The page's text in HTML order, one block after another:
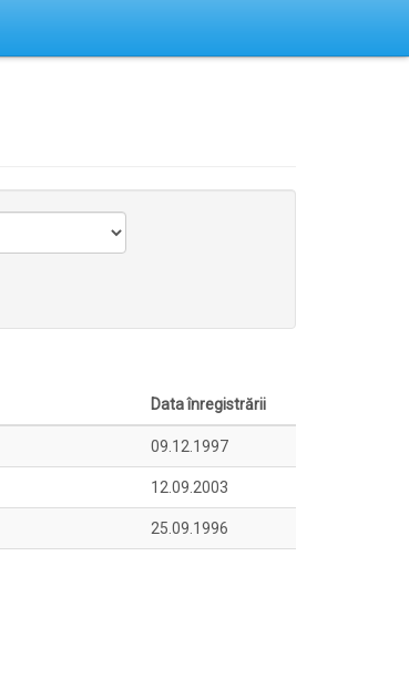
Data înregistrării
09.12.1997
12.09.2003
25.09.1996